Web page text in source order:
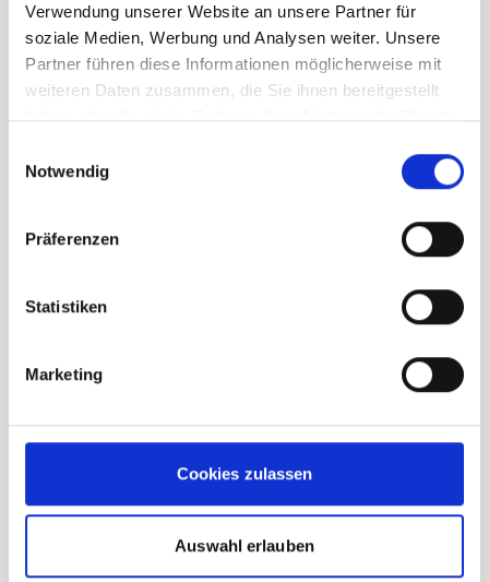
Verwendung unserer Website an unsere Partner für
soziale Medien, Werbung und Analysen weiter. Unsere
Partner führen diese Informationen möglicherweise mit
weiteren Daten zusammen, die Sie ihnen bereitgestellt
haben oder die sie im Rahmen Ihrer Nutzung der Dienste
Notwendig
Präferenzen
Statistiken
Marketing
Cookies zulassen
Auswahl erlauben
UVP174,95 €
unser Preis ab:129,00 € -26 %
Menge
Beschreibung /
La Sportiva TX2 Evo Leather
Tech-Lite™ aus Spitze und Ferse.
Futter: Rutschfestes Mesh
Fußbett: Ortholite® Hybrid Approach 4